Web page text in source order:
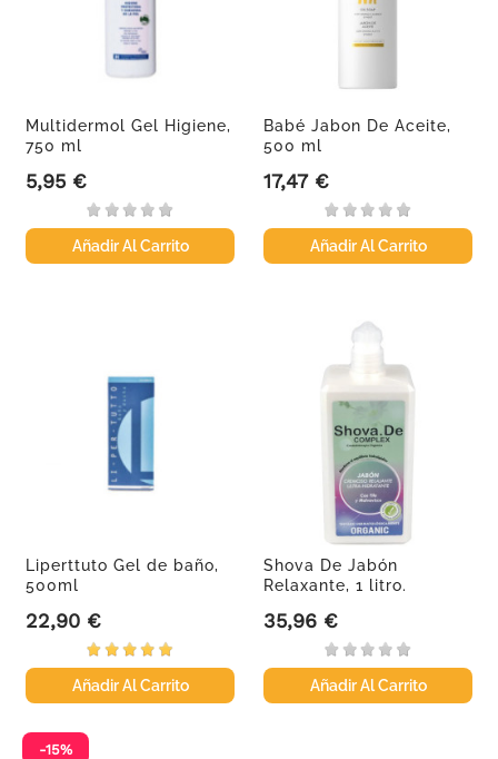
Multidermol Gel Higiene,
750 ml
Precio
5,95 €
Añadir Al Carrito
Babé Jabon De Aceite,
500 ml
Precio
17,47 €
Añadir Al Carrito
Liperttuto Gel de baño,
500ml
Precio
22,90 €
Añadir Al Carrito
Shova De Jabón
Relaxante, 1 litro.
Precio
35,96 €
Añadir Al Carrito
-15%